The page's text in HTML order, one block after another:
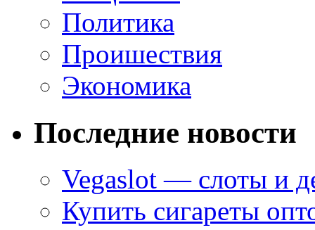
Политика
Проишествия
Экономика
Последние новости
Vegaslot — слоты и
Купить сигареты